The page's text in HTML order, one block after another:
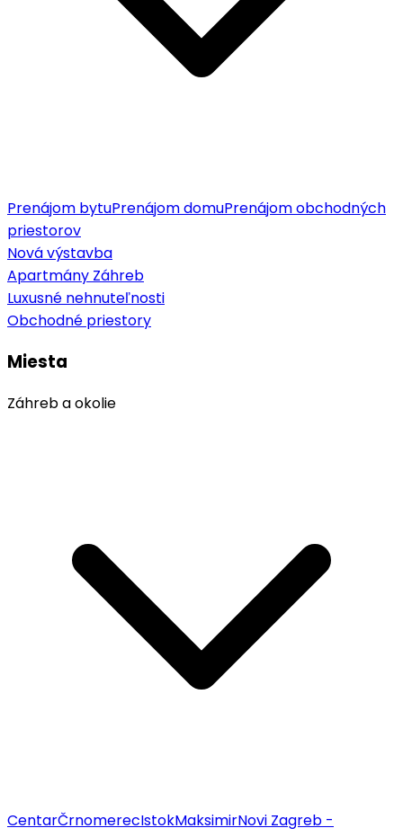
Prenájom bytuPrenájom domuPrenájom obchodných
priestorov
Nová výstavba
Apartmány Záhreb
Luxusné nehnuteľnosti
Obchodné priestory
Miesta
Záhreb a okolie
CentarČrnomerecIstokMaksimirNovi Zagreb -